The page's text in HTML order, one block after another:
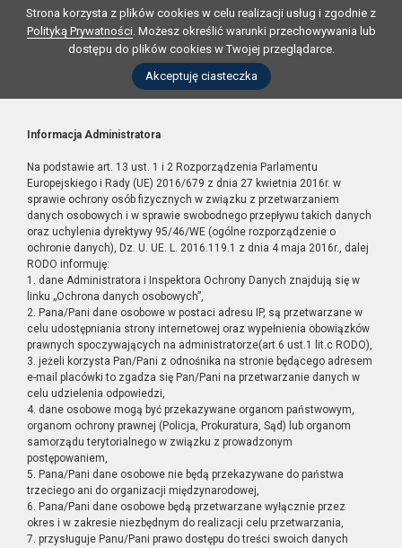
Strona korzysta z plików cookies w celu realizacji usług i zgodnie z
Polityką Prywatności. Możesz określić warunki przechowywania lub
dostępu do plików cookies w Twojej przeglądarce.
Akceptuję ciasteczka
Informacja Administratora
Na podstawie art. 13 ust. 1 i 2 Rozporządzenia Parlamentu
Europejskiego i Rady (UE) 2016/679 z dnia 27 kwietnia 2016r. w
sprawie ochrony osób fizycznych w związku z przetwarzaniem
danych osobowych i w sprawie swobodnego przepływu takich danych
oraz uchylenia dyrektywy 95/46/WE (ogólne rozporządzenie o
ochronie danych), Dz. U. UE. L. 2016.119.1 z dnia 4 maja 2016r., dalej
RODO informuję:
1. dane Administratora i Inspektora Ochrony Danych znajdują się w
linku „Ochrona danych osobowych”,
2. Pana/Pani dane osobowe w postaci adresu IP, są przetwarzane w
celu udostępniania strony internetowej oraz wypełnienia obowiązków
prawnych spoczywających na administratorze(art.6 ust.1 lit.c RODO),
3. jeżeli korzysta Pan/Pani z odnośnika na stronie będącego adresem
e-mail placówki to zgadza się Pan/Pani na przetwarzanie danych w
celu udzielenia odpowiedzi,
4. dane osobowe mogą być przekazywane organom państwowym,
organom ochrony prawnej (Policja, Prokuratura, Sąd) lub organom
samorządu terytorialnego w związku z prowadzonym
postępowaniem,
5. Pana/Pani dane osobowe nie będą przekazywane do państwa
trzeciego ani do organizacji międzynarodowej,
6. Pana/Pani dane osobowe będą przetwarzane wyłącznie przez
okres i w zakresie niezbędnym do realizacji celu przetwarzania,
7. przysługuje Panu/Pani prawo dostępu do treści swoich danych